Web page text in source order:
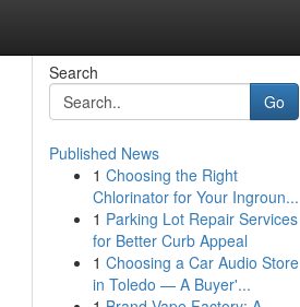
Search
Go
Published News
1 Choosing the Right
Chlorinator for Your Ingroun...
1 Parking Lot Repair Services
for Better Curb Appeal
1 Choosing a Car Audio Store
in Toledo — A Buyer'...